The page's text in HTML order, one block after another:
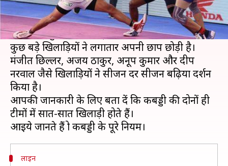
प्रो कबड्डी लीग का छठा सीजन चल रहा है और लीग काफी
ज्यादा मशहूर हो चुकी है।
हर सीजन कुछ नए खिलाड़ी निकलकर आते हैं तो वहीं
कुछ बड़े खिलाड़ियों ने लगातार अपनी छाप छोड़ी है।
मंजीत छिल्लर, अजय ठाकुर, अनूप कुमार और प्रदीप
नरवाल जैसे खिलाड़ियों ने सीजन दर सीजन बढ़िया प्रदर्शन
किया है।
आपकी जानकारी के लिए बता दें कि कबड्डी की दोनों ही
टीमों में सात-सात खिलाड़ी होते हैं।
लाइन